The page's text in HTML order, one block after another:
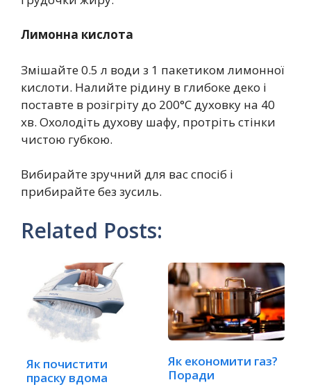
Лимонна кислота
Змішайте 0.5 л води з 1 пакетиком лимонної
кислоти. Налийте рідину в глибоке деко і
поставте в розігріту до 200°С духовку на 40
хв. Охолодіть духову шафу, протріть стінки
чистою губкою.
Вибирайте зручний для вас спосіб і
прибирайте без зусиль.
Related Posts:
Як почистити
праску вдома
Як економити газ?
Поради